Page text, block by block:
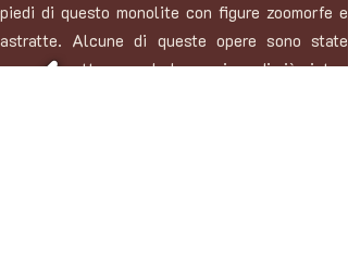
piedi di questo monolite con figure zoomorfe e
astratte. Alcune di queste opere sono state
composte attraverso la lavorazione di più pietre.